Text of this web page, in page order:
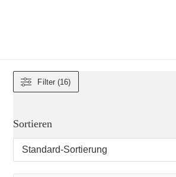
Filter (16)
Sortieren